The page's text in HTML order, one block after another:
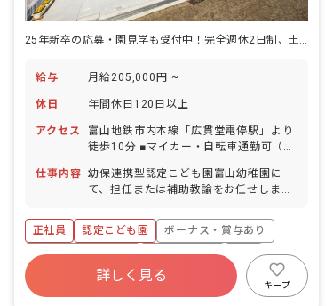
25年新卒の応募・園見学も受付中！完全週休2日制、土曜出勤は月1回以下
給与 月給205,000円 ~
休日 年間休日120日以上
アクセス
富山地鉄市内本線「広貫堂電停駅」より
徒歩10分 ■マイカー・自転車通勤可（駐
仕事内容 幼保連携型認定こども園富山幼稚園に
て、担任または補助教諭をお任せしま
正社員
認定こども園
ボーナス・賞与あり
年間休日120日以上
社会保険完備
福利厚生充実
退職金制度
残業少なめ
詳しく見る
キープ